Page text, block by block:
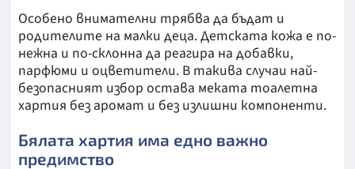
Особено внимателни трябва да бъдат и
родителите на малки деца. Детската кожа е по-
нежна и по-склонна да реагира на добавки,
парфюми и оцветители. В такива случаи най-
безопасният избор остава меката тоалетна
хартия без аромат и без излишни компоненти.
Бялата хартия има едно важно
предимство